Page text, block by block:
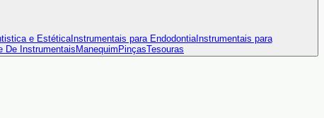
e EstéticaInstrumentais para EndodontiaInstrumentais para
De Instrumentais Manequim PinçasTesouras